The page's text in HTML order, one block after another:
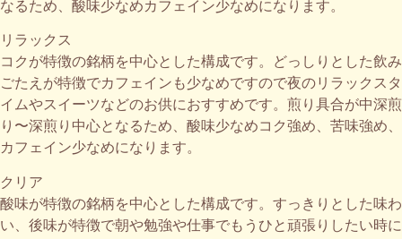
なるため、酸味少なめカフェイン少なめになります。
リラックス
コクが特徴の銘柄を中心とした構成です。どっしりとした飲み
ごたえが特徴でカフェインも少なめですので夜のリラックスタ
イムやスイーツなどのお供におすすめです。煎り具合が中深煎
り〜深煎り中心となるため、酸味少なめコク強め、苦味強め、
カフェイン少なめになります。
クリア
酸味が特徴の銘柄を中心とした構成です。すっきりとした味わ
い、後味が特徴で朝や勉強や仕事でもうひと頑張りしたい時に